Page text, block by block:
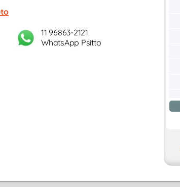
11 96863-2121
WhatsApp Psitto